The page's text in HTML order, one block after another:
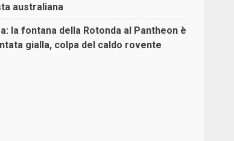
australiana
la fontana della Rotonda al Pantheon è
gialla, colpa del caldo rovente